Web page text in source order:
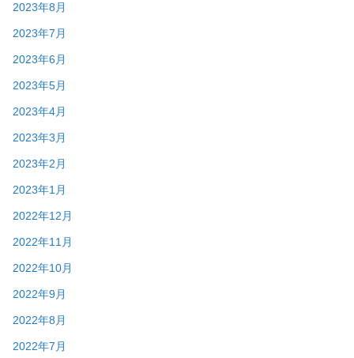
2023年8月
2023年7月
2023年6月
2023年5月
2023年4月
2023年3月
2023年2月
2023年1月
2022年12月
2022年11月
2022年10月
2022年9月
2022年8月
2022年7月